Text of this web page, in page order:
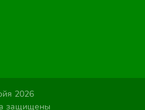
2026
защищены